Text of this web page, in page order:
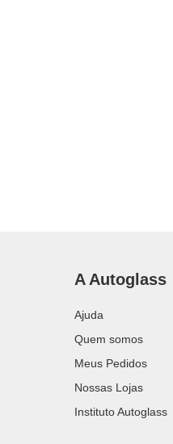
A Autoglass
Ajuda
Quem somos
Meus Pedidos
Nossas Lojas
Instituto Autoglass